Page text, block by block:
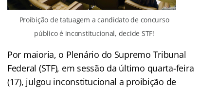
Proibição de tatuagem a candidato de concurso
público é inconstitucional, decide STF!
Por maioria, o Plenário do Supremo Tribunal
Federal (STF), em sessão da último quarta-feira
(17), julgou inconstitucional a proibição de